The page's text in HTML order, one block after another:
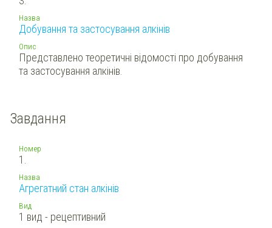
Назва
Добування та застосування алкінів
Опис
Представлено теоретичні відомості про добування
та застосування алкінів.
Завдання
Номер
1.
Назва
Агрегатний стан алкінів
Вид
1 вид - рецептивний